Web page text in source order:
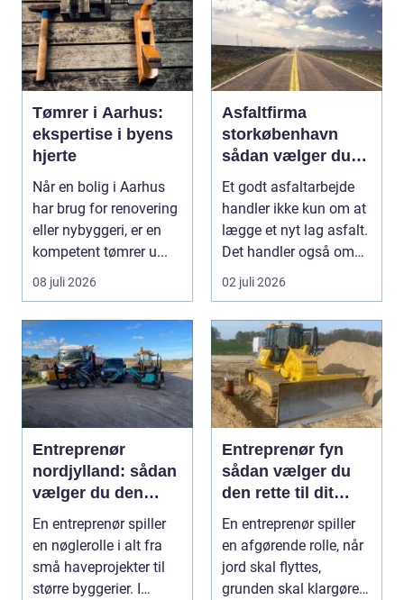
Tømrer i Aarhus:
ekspertise i byens
hjerte
Når en bolig i Aarhus
har brug for renovering
eller nybyggeri, er en
kompetent tømrer u...
08 juli 2026
Asfaltfirma
storkøbenhavn
sådan vælger du
den rette
samarbejdspartner
Et godt asfaltarbejde
handler ikke kun om at
lægge et nyt lag asfalt.
Det handler også om
planlægnin...
02 juli 2026
Entreprenør
nordjylland: sådan
vælger du den
rette
samarbejdspartner
til dit byggeri
En entreprenør spiller
en nøglerolle i alt fra
små haveprojekter til
større byggerier. I
Entreprenør fyn
sådan vælger du
den rette til dit
projekt
En entreprenør spiller
en afgørende rolle, når
jord skal flyttes,
grunden skal klargøres,